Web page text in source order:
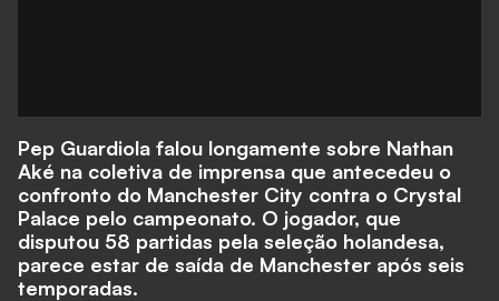
Pep Guardiola falou longamente sobre Nathan
Aké na coletiva de imprensa que antecedeu o
confronto do Manchester City contra o Crystal
Palace pelo campeonato. O jogador, que
disputou 58 partidas pela seleção holandesa,
parece estar de saída de Manchester após seis
temporadas.